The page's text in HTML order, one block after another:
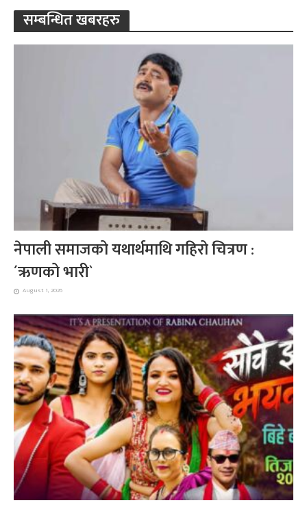
सम्बन्धित खबरहरु
नेपाली समाजको यथार्थमाथि गहिरो चित्रण :
´ऋणको भारी`
August 1, 2026